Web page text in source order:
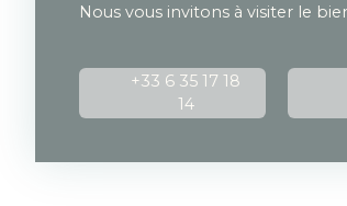
Nous vous invitons à visiter le
+33 6 35 17 18
14